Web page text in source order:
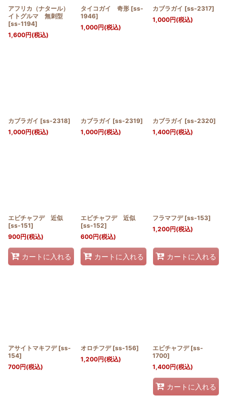
アフリカ（ナタール）
イトグルマ 無刺型
[ss-1194]
1,600円(税込)
タイコガイ 奇形 [ss-
1946]
1,000円(税込)
カブラガイ [ss-2317]
1,000円(税込)
カブラガイ [ss-2318]
1,000円(税込)
カブラガイ [ss-2319]
1,000円(税込)
カブラガイ [ss-2320]
1,400円(税込)
エビチャフデ 近似
[ss-151]
900円(税込)
カートに入れる
エビチャフデ 近似
[ss-152]
600円(税込)
カートに入れる
フラマフデ [ss-153]
1,200円(税込)
カートに入れる
アサイトマキフデ [ss-
154]
700円(税込)
オロチフデ [ss-156]
1,200円(税込)
エビチャフデ [ss-
1700]
1,400円(税込)
カートに入れる